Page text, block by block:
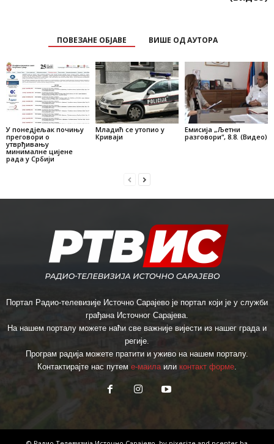
ПОВЕЗАНЕ ОБЈАВЕ ВИШЕ ОД АУТОРА
У понедјељак почињу
преговори о
утврђивању
минималне цијене
рада у Србији
Младић се утопио у
Криваји
Емисија „Љетни
разговори“, 8.8. (Видео)
Портал Радио-телевизије Источно Сарајево је портал који је у служби
грађана Источног Сарајева.
На нашем порталу можете наћи све важније вијести из нашег града и
регије.
Програм радија можете пратити и уживо на нашем порталу.
Контактирајте нас путем е-маилаили контакт форме.